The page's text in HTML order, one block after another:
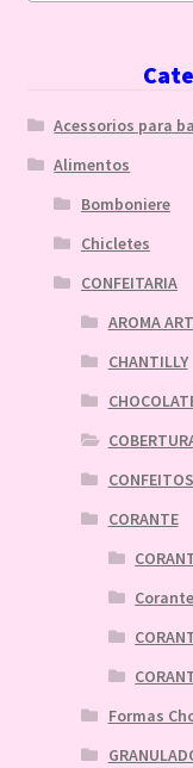
Acessorios para
Alimentos
Bomboniere
Chicletes
CONFEITARIA
AROMA
CHANTILLY
CONFEITOS
CORANTE
Formas